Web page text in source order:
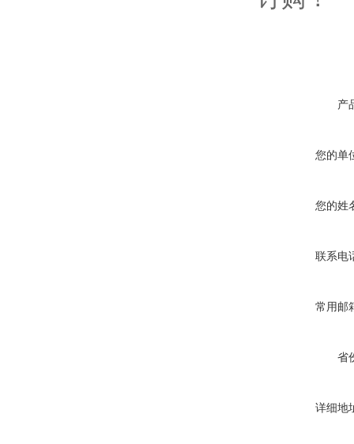
产
您的单
您的姓
联系电
常用邮
省
详细地